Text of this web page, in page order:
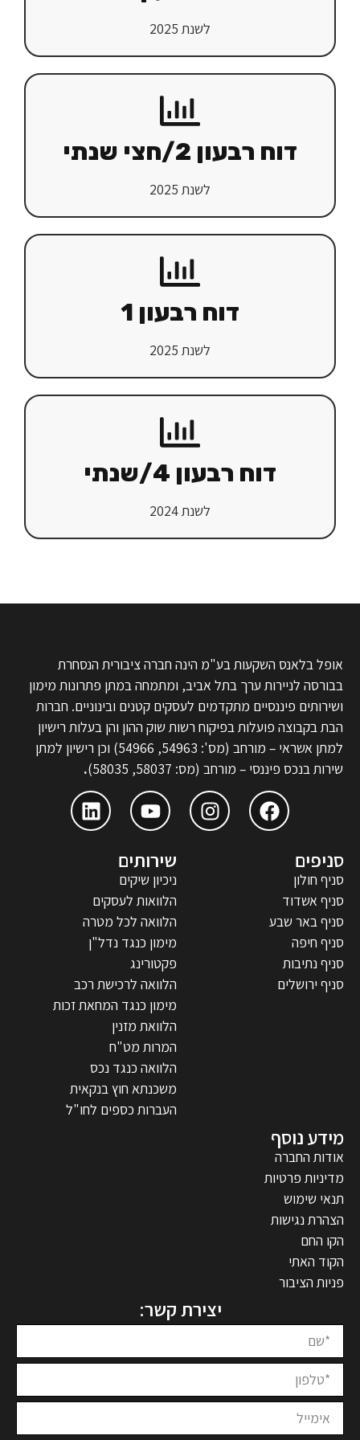
לשנת 2025
דוח רבעון 2/חצי שנתי
לשנת 2025
דוח רבעון 1
לשנת 2025
דוח רבעון 4/שנתי
לשנת 2024
אופל בלאנס השקעות בע"מ הינה חברה ציבורית הנסחרת
בבורסה לניירות ערך בתל אביב, ומתמחה במתן פתרונות מימון
ושירותים פיננסיים מתקדמים לעסקים קטנים ובינוניים. חברות
הבת בקבוצה פועלות בפיקוח רשות שוק ההון והן בעלות רישיון
למתן אשראי – מורחב (מס': 54963, 54966) וכן רישיון למתן
שירות בנכס פיננסי – מורחב (מס: 58037, 58035)
.
סניפים
סניף חולון
סניף אשדוד
סניף באר שבע
סניף חיפה
סניף נתיבות
סניף ירושלים
שירותים
ניכיון שיקים
הלוואות לעסקים
הלוואה לכל מטרה
מימון כנגד נדל"ן
פקטורינג
הלוואה לרכישת רכב
מימון כנגד המחאת זכות
הלוואת מזנין
המרות מט"ח
הלוואה כנגד נכס
משכנתא חוץ בנקאית
העברות כספים לחו"ל
מידע נוסף
אודות החברה
מדיניות פרטיות
תנאי שימוש
הצהרת נגישות
הקו החם
הקוד האתי
פניות הציבור
יצירת קשר: